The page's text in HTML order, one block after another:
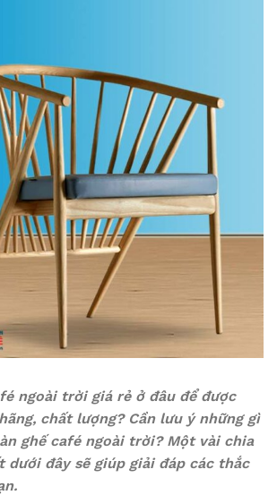
ngoài trời giá rẻ ở đâu để được
chất lượng? Cần lưu ý những gì
ghế café ngoài trời? Một vài chia
dưới đây sẽ giúp giải đáp các thắc